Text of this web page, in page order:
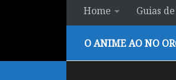
Home Guias
O ANIME AO NO